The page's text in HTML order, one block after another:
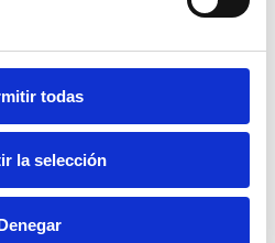
todas
la selección
declarar el
en abril de